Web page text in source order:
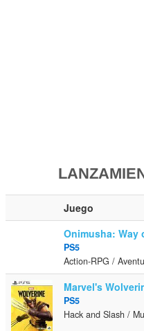
Juego
Onimusha: Way
PS5
Action-RPG /
Marvel's
PS5
Hack and Slash /